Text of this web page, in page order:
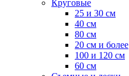
Круговые
25 и 30 см
40 см
80 см
20 см и более
100 и 120 см
60 см